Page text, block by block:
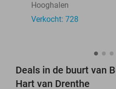
Hooghalen
Verkocht: 728
Deals in de buurt van
Hart van Drenthe